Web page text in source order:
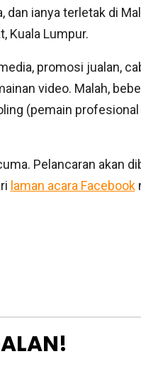
ianya terletak di
Kuala Lumpur.
promosi jualan,
video. Malah,
(pemain profesional
Pelancaran akan
laman acara Facebook